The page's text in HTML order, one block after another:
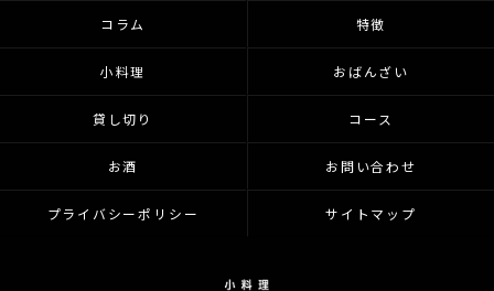
コラム 特徴
小料理 おばんざい
貸し切り コース
お酒 お問い合わせ
プライバシーポリシー サイトマップ